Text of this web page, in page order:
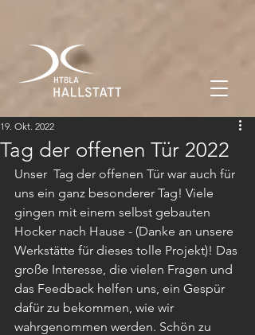
Tag der offenen Tür 2022
19. Okt. 2022
Unser  Tag der offenen Tür war auch für
uns ein ganz besonderer Tag! Viele
gingen mit einem selbst gebauten
Hocker nach Hause - (Danke an unsere
Werkstätte für dieses tolle Projekt)! Das
große Interesse, die vielen Fragen und
das Feedback helfen uns, ein Gespür
dafür zu bekommen, wie wir
wahrgenommen werden. Schön zu